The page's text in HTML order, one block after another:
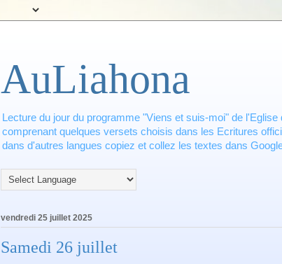
AuLiahona
Lecture du jour du programme "Viens et suis-moi" de
comprenant quelques versets choisis dans les Ecritures
dans d'autres langues copiez et collez les textes dans
vendredi 25 juillet 2025
Samedi 26 juillet